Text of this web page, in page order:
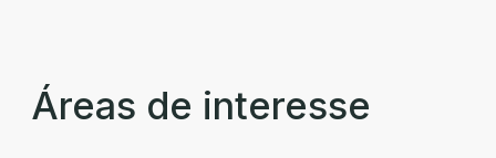
Áreas de interesse